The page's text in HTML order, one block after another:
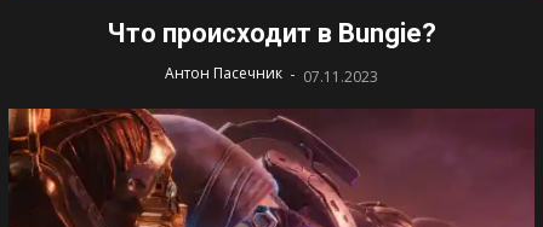
Что происходит в Bungie?
Антон Пасечник - 07.11.2023